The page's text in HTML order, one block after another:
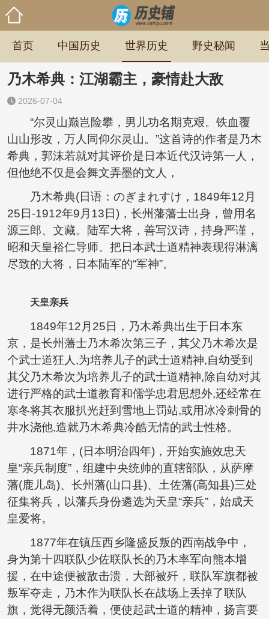
首页 中国历史 世界历史 野史秘闻
乃木希典：江湖霸主，豪情赴大敌
2026-07-04
“尔灵山巅岂险攀，男儿功名期克艰。铁血覆
山山形改，万人同仰尔灵山。”这首诗的作者是乃木
希典，郭沫若就对其评价是日本近代汉诗第一人，
但他绝不仅是会舞文弄墨的文人，
乃木希典(日语：のぎまれすけ，1849年12月
25日-1912年9月13日)，长州藩藩士出身，曾用名
源三郎、文藏。陆军大将，善写汉诗，持身严谨，
昭和天皇裕仁导师。把日本武士道精神表现得淋漓
尽致的大将，日本陆军的“军神”。
天皇亲兵
1849年12月25日，乃木希典出生于日本东
京，是长州藩士乃木希次第三子，其父乃木希次是
个武士道狂人,为培养儿子的武士道精神,自幼受到
其父乃木希次为培养儿子的武士道精神,除自幼对其
进行严格的武士道教育和儒学忠君思想外,还经常在
寒冬将其衣服扒光赶到雪地上罚站,或用冰冷刺骨的
井水浇他,造就乃木希典冷酷无情的武士性格。
1871年，(日本明治四年)，开始实施效忠天
皇“亲兵制度”，组建中央统帅的直辖部队，从萨摩
藩(鹿儿岛)、长州藩(山口县)、土佐藩(高知县)三处
征集将兵，以藩兵身份遴选为天皇“亲兵”，始成天
皇爱将。
1877年在镇压西乡隆盛反叛的西南战争中，
身为第十四联队少佐联队长的乃木率军向熊本增
援，在中途便被敌击溃，大部被歼，联队军旗都被
叛军夺走，乃木作为联队长在战场上丢掉了联队
旗，觉得无颜活着，便使起武士道的精神，扬言要